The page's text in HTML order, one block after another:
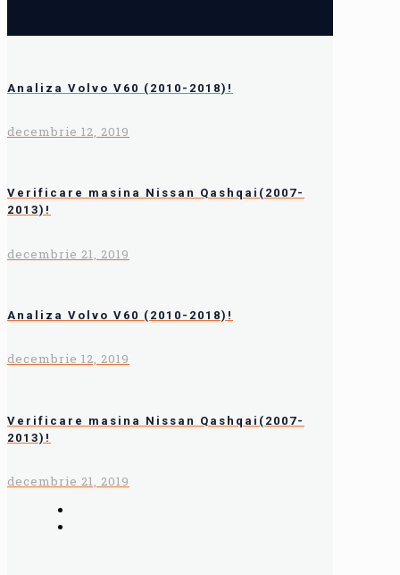
Analiza Volvo V60 (2010-2018)!
decembrie 12, 2019
Verificare masina Nissan Qashqai(2007-
2013)!
decembrie 21, 2019
Analiza Volvo V60 (2010-2018)!
decembrie 12, 2019
Verificare masina Nissan Qashqai(2007-
2013)!
decembrie 21, 2019